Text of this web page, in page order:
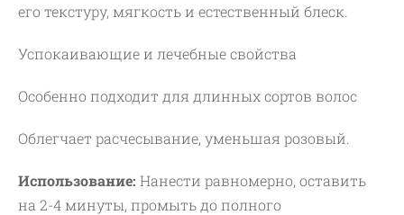
его текстуру, мягкость и естественный блеск.
Успокаивающие и лечебные свойства
Особенно подходит для длинных сортов волос
Облегчает расчесывание, уменьшая розовый.
Использование: Нанести равномерно, оставить
на 2-4 минуты, промыть до полного